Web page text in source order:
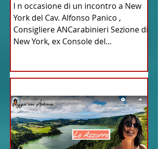
I n occasione di un incontro a New
York del Cav. Alfonso Panico ,
Consigliere ANCarabinieri Sezione di
New York, ex Console del...